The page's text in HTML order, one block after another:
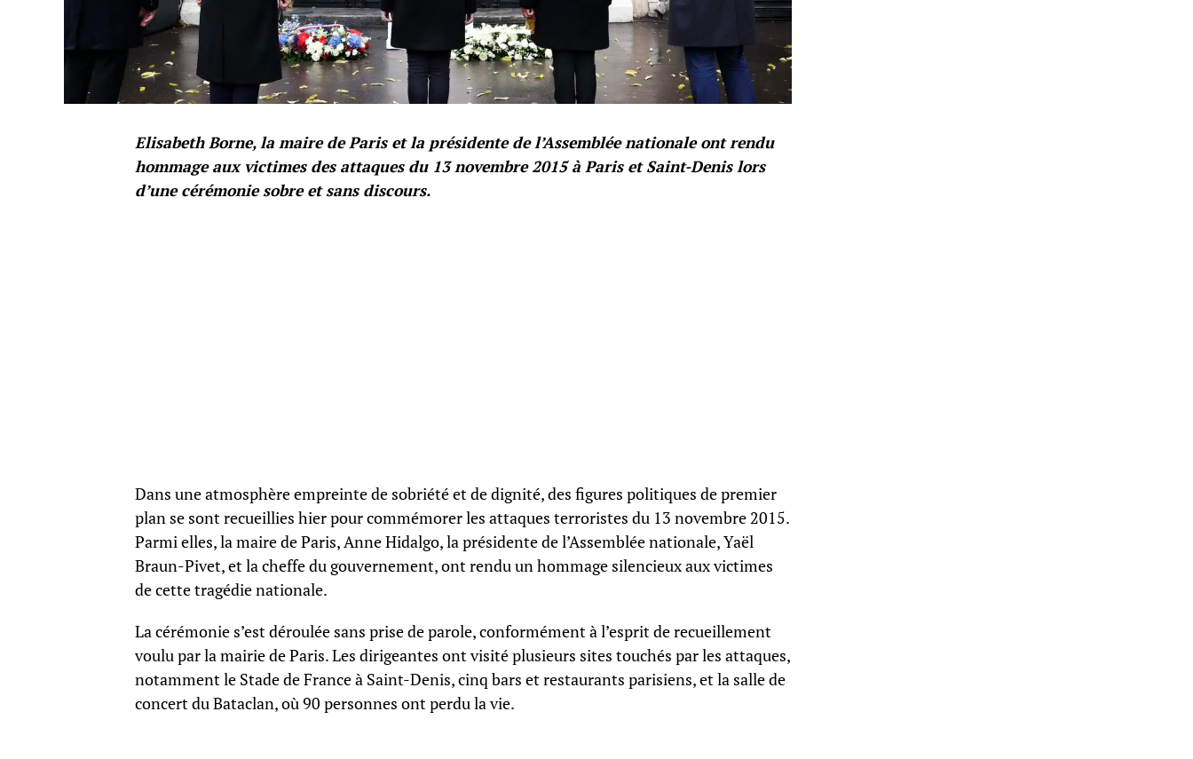
Elisabeth Borne, la maire de Paris et la présidente de l’Assemblée nationale ont rendu
hommage aux victimes des attaques du 13 novembre 2015 à Paris et Saint-Denis lors
d’une cérémonie sobre et sans discours.
Dans une atmosphère empreinte de sobriété et de dignité, des figures politiques de premier
plan se sont recueillies hier pour commémorer les attaques terroristes du 13 novembre 2015.
Parmi elles, la maire de Paris, Anne Hidalgo, la présidente de l’Assemblée nationale, Yaël
Braun-Pivet, et la cheffe du gouvernement, ont rendu un hommage silencieux aux victimes
de cette tragédie nationale.
La cérémonie s’est déroulée sans prise de parole, conformément à l’esprit de recueillement
voulu par la mairie de Paris. Les dirigeantes ont visité plusieurs sites touchés par les attaques,
notamment le Stade de France à Saint-Denis, cinq bars et restaurants parisiens, et la salle de
concert du Bataclan, où 90 personnes ont perdu la vie.